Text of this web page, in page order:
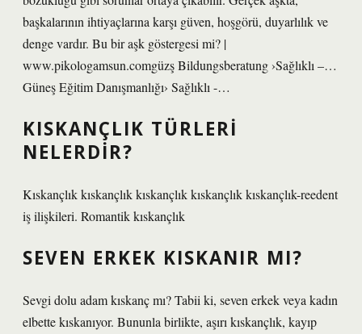
başkalarının ihtiyaçlarına karşı güven, hoşgörü, duyarlılık ve
denge vardır. Bu bir aşk göstergesi mi? |
www.pikologamsun.comgüzş Bildungsberatung ›Sağlıklı –…
Güneş Eğitim Danışmanlığı› Sağlıklı -…
KISKANÇLIK TÜRLERI
NELERDIR?
Kıskançlık kıskançlık kıskançlık kıskançlık kıskançlık-reedent
iş ilişkileri. Romantik kıskançlık
SEVEN ERKEK KISKANIR MI?
Sevgi dolu adam kıskanç mı? Tabii ki, seven erkek veya kadın
elbette kıskanıyor. Bununla birlikte, aşırı kıskançlık, kayıp